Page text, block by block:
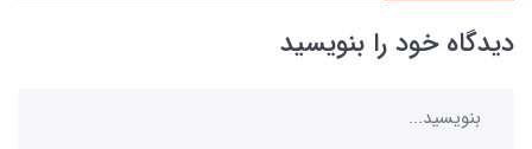
دیدگاه خود را بنویسید